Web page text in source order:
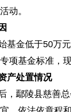
动。
基金低于50万
项基金标准，
产处置情况
，鄢陵县慈善